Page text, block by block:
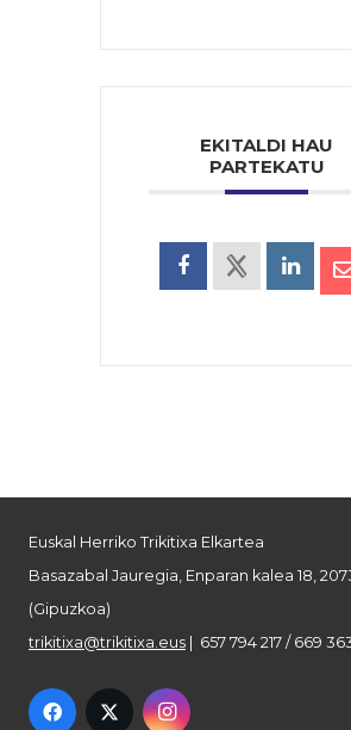
EKITALDI HAU
PARTEKATU
Euskal Herriko Trikitixa Elkartea
Basazabal Jauregia, Enparan kalea 18,
(Gipuzkoa)
trikitixa@trikitixa.eus | 657 794 217 / 669